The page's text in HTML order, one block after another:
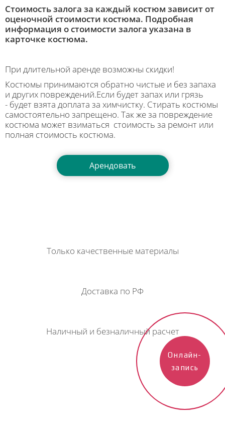
Стоимость залога за каждый костюм зависит от
оценочной стоимости костюма. Подробная
информация о стоимости залога указана в
карточке костюма.
При длительной аренде возможны скидки!
Костюмы принимаются обратно чистые и без запаха
и других повреждений.Если будет запах или грязь
- будет взята доплата за химчистку. Стирать костюмы
самостоятельно запрещено. Так же за повреждение
костюма может взиматься стоимость за ремонт или
полная стоимость костюма.
Арендовать
Только качественные материалы
Доставка по РФ
Наличный и безналичный расчет
Онлайн-
запись